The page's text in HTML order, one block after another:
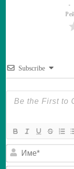
Subscribe